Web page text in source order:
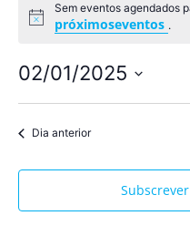
Aviso
Sem eventos agendados
próximoseventos .
02/01/2025
a
data.Dia anterior